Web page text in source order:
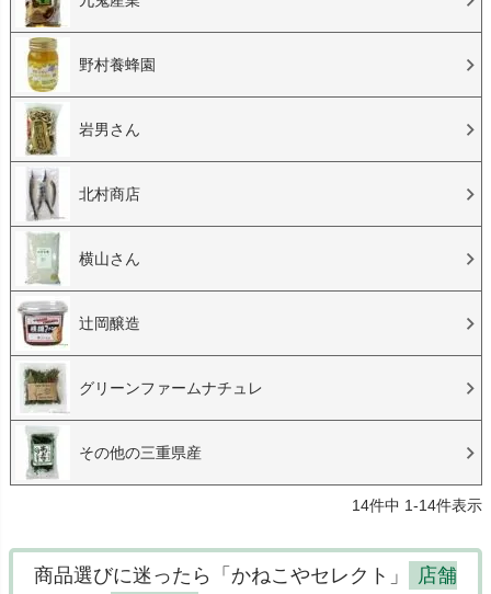
野村養蜂園
岩男さん
北村商店
横山さん
辻岡醸造
グリーンファームナチュレ
その他の三重県産
14件中 1-14件表示
商品選びに迷ったら「かねこやセレクト」
店舗